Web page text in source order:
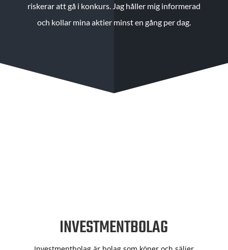
riskerar att gå i konkurs. Jag håller mig informerad
och kollar mina aktier minst en gång per dag.
INVESTMENTBOLAG